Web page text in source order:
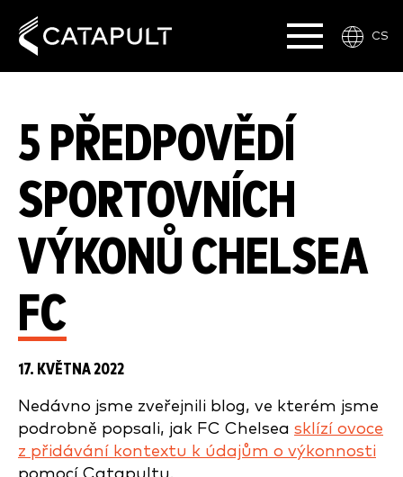
CS
5 PŘEDPOVĚDÍ
SPORTOVNÍCH
VÝKONŮ CHELSEA
FC
17. KVĚTNA 2022
Nedávno jsme zveřejnili blog, ve kterém jsme
podrobně popsali, jak FC Chelsea sklízí ovoce
z přidávání kontextu k údajům o výkonnosti